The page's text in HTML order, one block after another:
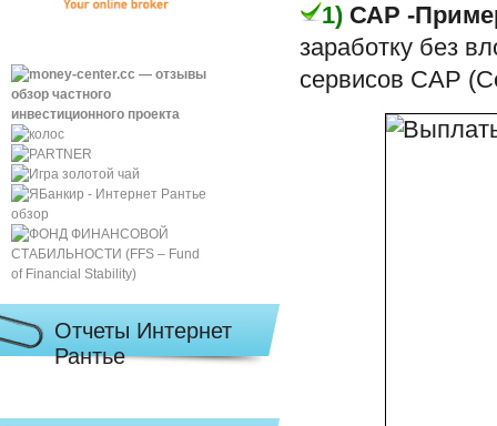
Отчеты Интернет
Рантье
1) САР -
заработку без
сервисов САР